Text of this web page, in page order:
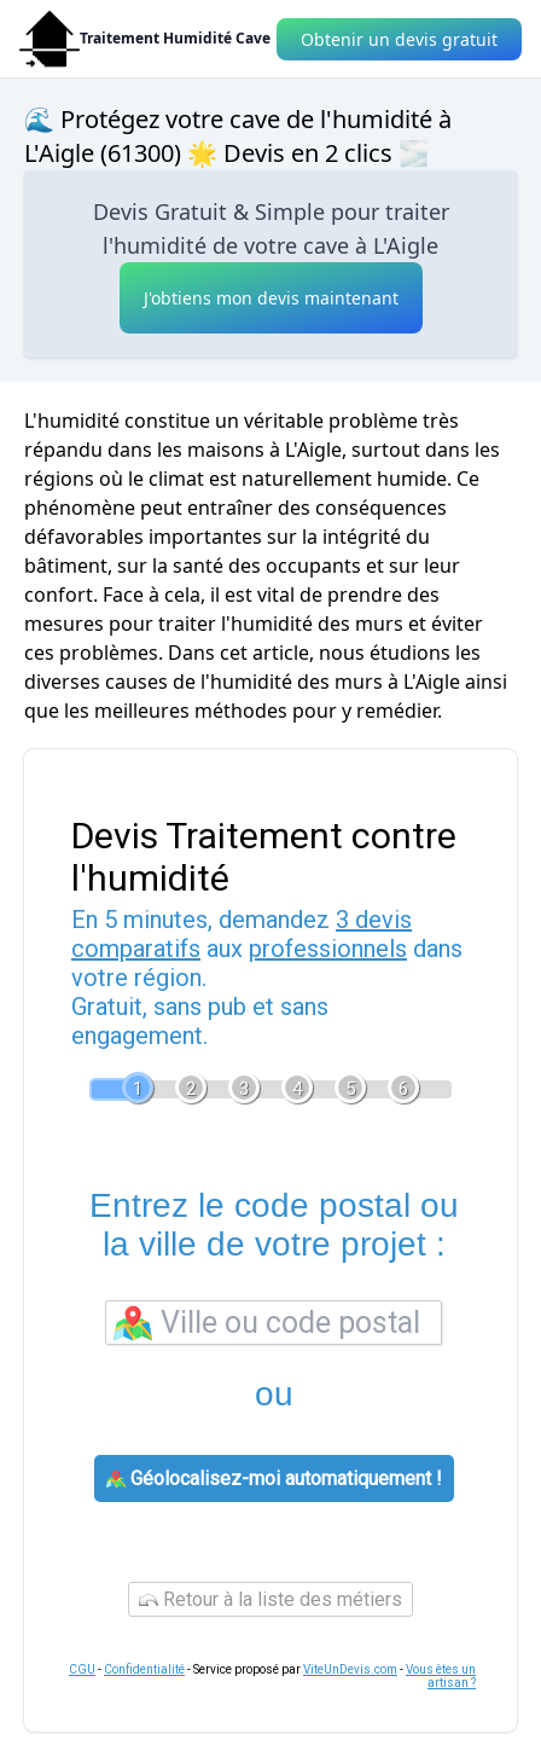
Traitement Humidité Cave Obtenir un devis gratuit
🌊 Protégez votre cave de l'humidité à
L'Aigle (61300) 🌟 Devis en 2 clics 🌫
Devis Gratuit & Simple pour traiter
l'humidité de votre cave à L'Aigle
J'obtiens mon devis maintenant
L'humidité constitue un véritable problème très
répandu dans les maisons à L'Aigle, surtout dans les
régions où le climat est naturellement humide. Ce
phénomène peut entraîner des conséquences
défavorables importantes sur la intégrité du
bâtiment, sur la santé des occupants et sur leur
confort. Face à cela, il est vital de prendre des
mesures pour traiter l'humidité des murs et éviter
ces problèmes. Dans cet article, nous étudions les
diverses causes de l'humidité des murs à L'Aigle ainsi
que les meilleures méthodes pour y remédier.
Devis Traitement contre
l'humidité
En 5 minutes, demandez 3 devis
comparatifs aux professionnels dans
votre région.
Gratuit, sans pub et sans
engagement.
1 2 3 4 5 6
Entrez le code postal ou
la ville de votre projet :
ou
Géolocalisez-moi automatiquement !
Retour à la liste des métiers
CGU - Confidentialité- Service proposé parViteUnDevis.com -Vous êtes un
artisan ?